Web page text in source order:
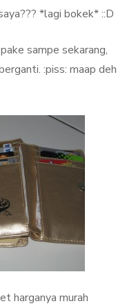
*lagi bokek* ::D
sampe sekarang,
:piss: maap deh
harganya murah